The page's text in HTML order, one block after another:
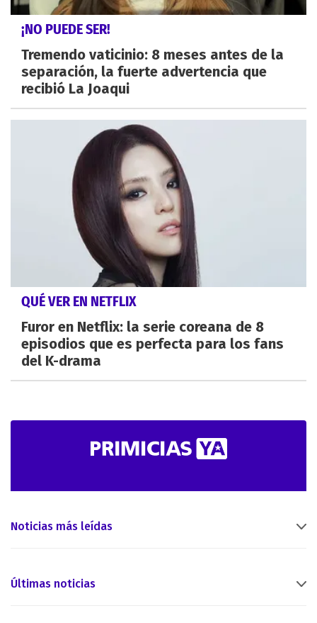
¡NO PUEDE SER!
Tremendo vaticinio: 8 meses antes de la
separación, la fuerte advertencia que
recibió La Joaqui
QUÉ VER EN NETFLIX
Furor en Netflix: la serie coreana de 8
episodios que es perfecta para los fans
del K-drama
Noticias más leídas
Últimas noticias